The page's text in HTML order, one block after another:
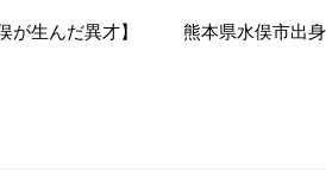
俣が生んだ異才】 熊本県水俣市出身